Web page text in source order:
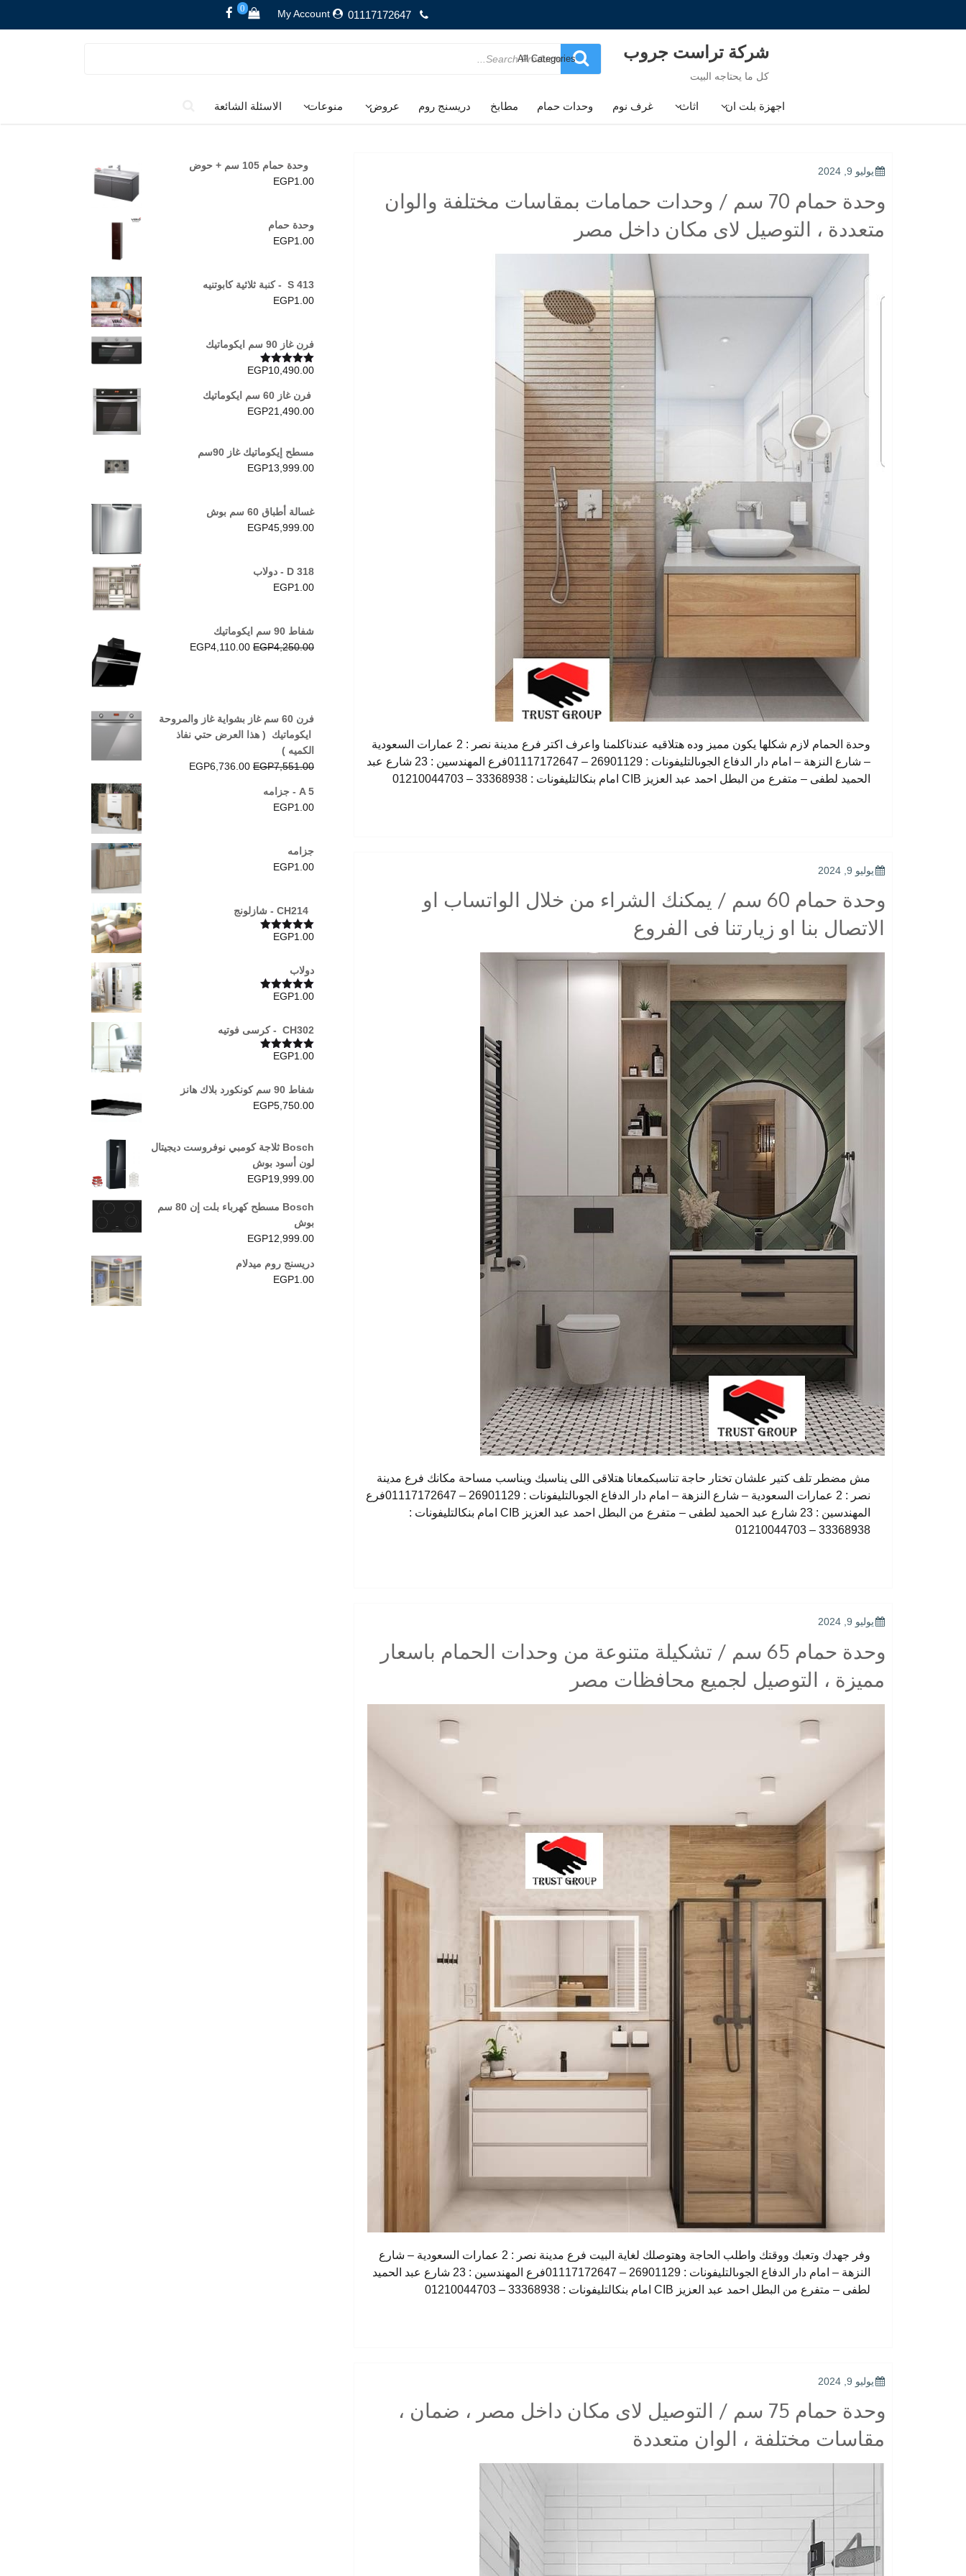
01117172647
My Account
0
شركة تراست جروب
كل ما يحتاجه البيت
Search
for
اجهزة بلت ان اثاث غرف نوم وحدات حمام مطابخ دريسنج روم عروض منوعات الاسئلة الشائعة
POSTED
يوليو 9, 2024
وحدة حمام 70 سم / وحدات حمامات بمقاسات مختلفة والوان
متعددة ، التوصيل لاى مكان داخل مصر
وحدة الحمام لازم شكلها يكون مميز وده هتلاقيه عندناكلمنا واعرف اكتر فرع مدينة نصر : 2 عمارات السعودية
– شارع النزهة – امام دار الدفاع الجوىالتليفونات : 26901129 – 01117172647فرع المهندسين : 23 شارع عبد
الحميد لطفى – متفرع من البطل احمد عبد العزيز CIB امام بنكالتليفونات : 33368938 – 01210044703
POSTED
يوليو 9, 2024
وحدة حمام 60 سم / يمكنك الشراء من خلال الواتساب او
الاتصال بنا او زيارتنا فى الفروع
مش مضطر تلف كتير علشان تختار حاجة تناسبكمعانا هتلاقى اللى يناسبك ويناسب مساحة مكانك فرع مدينة
نصر : 2 عمارات السعودية – شارع النزهة – امام دار الدفاع الجوىالتليفونات : 26901129 – 01117172647فرع
المهندسين : 23 شارع عبد الحميد لطفى – متفرع من البطل احمد عبد العزيز CIB امام بنكالتليفونات :
33368938 – 01210044703
POSTED
يوليو 9, 2024
وحدة حمام 65 سم / تشكيلة متنوعة من وحدات الحمام باسعار
مميزة ، التوصيل لجميع محافظات مصر
وفر جهدك وتعبك ووقتك واطلب الحاجة وهتوصلك لغاية البيت فرع مدينة نصر : 2 عمارات السعودية – شارع
النزهة – امام دار الدفاع الجوىالتليفونات : 26901129 – 01117172647فرع المهندسين : 23 شارع عبد الحميد
لطفى – متفرع من البطل احمد عبد العزيز CIB امام بنكالتليفونات : 33368938 – 01210044703
POSTED
يوليو 9, 2024
وحدة حمام 75 سم / التوصيل لاى مكان داخل مصر ، ضمان ،
مقاسات مختلفة ، الوان متعددة
وحدة حمام 105 سم + حوض
EGP1.00
وحدة حمام
EGP1.00
S 413 - كنبة ثلاثية كابوتنيه
EGP1.00
فرن غاز 90 سم ايكوماتيك
تم التقييم EGP10,490.00
فرن غاز 60 سم ايكوماتيك
EGP21,490.00
مسطح إيكوماتيك غاز 90سم
EGP13,999.00
غسالة أطباق 60 سم بوش
EGP45,999.00
D 318 - دولاب
EGP1.00
شفاط 90 سم ايكوماتيك
EGP4,250.00
السعر
EGP4,110.00
فرن 60 سم غاز بشواية غاز والمروحة
ايكوماتيك ( هذا العرض حتي نفاذ
الكميه )
EGP7,551.00
السعر
EGP6,736.00
EGP6,736.00.
A 5 - جزامه
EGP1.00
جزامه
EGP1.00
تم التقييم
EGP1.00
دولاب
تم التقييم
EGP1.00
CH302 - كرسى فوتيه
تم التقييم
EGP1.00
شفاط 90 سم كونكورد بلاك هانز
EGP5,750.00
Bosch ثلاجة كومبي نوفروست ديجيتال
لون أسود بوش
EGP19,999.00
Bosch مسطح كهرباء بلت إن 80 سم
بوش
EGP12,999.00
دريسنج روم ميدلام
EGP1.00